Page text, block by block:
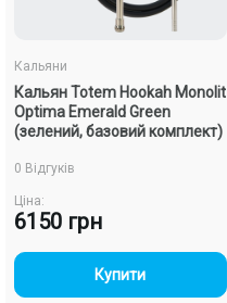
Кальяни
Кальян Totem Hookah Monolit
Optima Emerald Green
(зелений, базовий комплект)
0 Відгуків
Ціна:
6150 грн
- +
Купити